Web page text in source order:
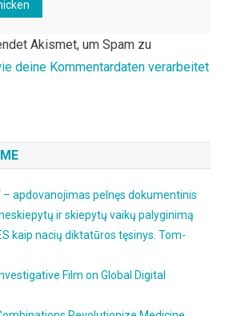
Akismet, um Spam zu
deine Kommentardaten verarbeitet
– apdovanojimas pelnęs dokumentinis
ir skiepytų vaikų palyginimą
kaip nacių diktatūros tęsinys. Tom-
Film on Global Digital